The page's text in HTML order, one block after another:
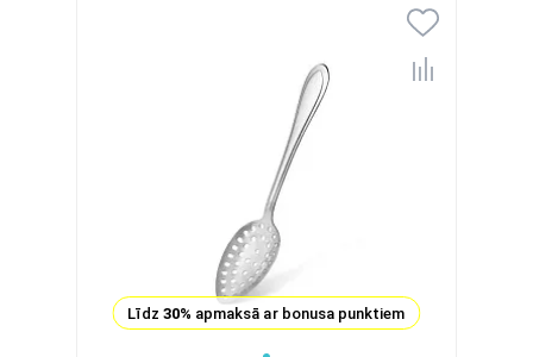
Līdz 30% apmaksā ar bonusa punktiem